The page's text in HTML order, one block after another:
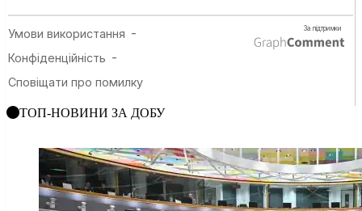
ТОП-НОВИНИ ЗА ДОБУ